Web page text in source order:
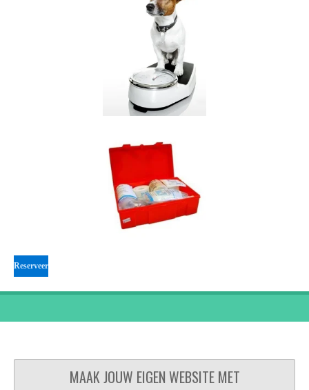
Reserveer
MAAK JOUW EIGEN WEBSITE MET